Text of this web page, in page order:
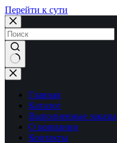
Перейти к сути
Ничего
не
найденоГлавная
Каталог
Выполненные заказы
О компании
Контакты